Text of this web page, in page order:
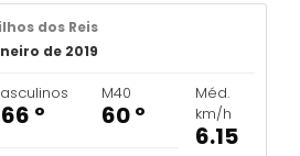
dos Reis
de 2019
º
M40
60 º
Méd.
km/h
6.15